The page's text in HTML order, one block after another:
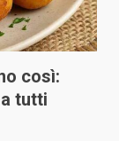
così:
tutti